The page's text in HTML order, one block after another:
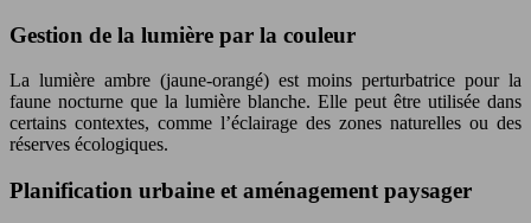
Gestion de la lumière par la couleur
La lumière ambre (jaune-orangé) est moins perturbatrice pour la
faune nocturne que la lumière blanche. Elle peut être utilisée dans
certains contextes, comme l’éclairage des zones naturelles ou des
réserves écologiques.
Planification urbaine et aménagement paysager